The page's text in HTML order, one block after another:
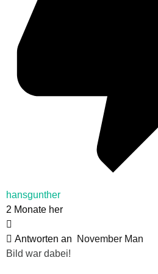
hansgunther
2 Monate her
Antworten an
November Man
Bild war dabei!